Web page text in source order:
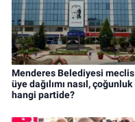
Menderes Belediyesi meclis
üye dağılımı nasıl, çoğunluk
hangi partide?